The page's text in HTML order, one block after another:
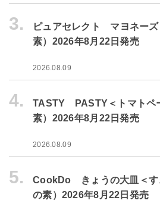
3.
ピュアセレクト マヨネーズ
素）2026年8月22日発売
2026.08.09
4.
TASTY PASTY＜トマトペ
素）2026年8月22日発売
2026.08.09
5.
CookDo きょうの大皿＜す
の素）2026年8月22日発売